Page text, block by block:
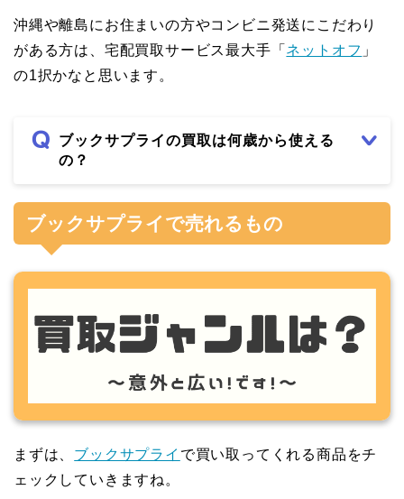
沖縄や離島にお住まいの方やコンビニ発送にこだわり
がある方は、宅配買取サービス最大手「 ネットオフ 」
の1択かなと思います。
ブックサプライの買取は何歳から使える
の？
ブックサプライで売れるもの
まずは、 ブックサプライ で買い取ってくれる商品をチ
ェックしていきますね。